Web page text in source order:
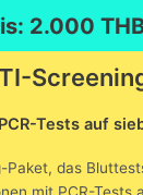
2.000
Tests auf
Paket, das